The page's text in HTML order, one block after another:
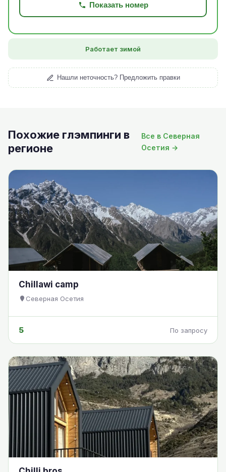
Показать номер
Работает зимой
Нашли неточность? Предложить правки
Похожие глэмпинги в
регионе
Все в Северная
Осетия →
Chillawi camp
Северная Осетия
5 По запросу